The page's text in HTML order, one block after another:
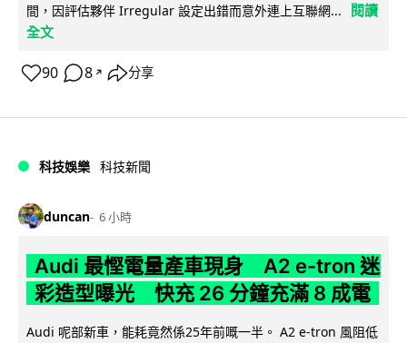
間，因評估夥伴 Irregular 設定出錯而意外連上互聯網...
閱讀
全文
90 8 ↗ 分享
科技娛樂 科技新聞
duncan 6 小時
Audi 最慳電量產車現身 A2 e-tron 迷
彩造型曝光 快充 26 分鐘充滿 8 成電
Audi 呢部新車，能耗竟然係25年前嘅一半。 A2 e-tron 風阻低